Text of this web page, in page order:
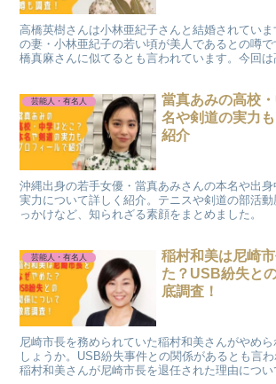
高橋英樹さんは小林亜紀子さんと結婚されてい
の妻・小林亜紀子の若い頃が美人であるとの噂
橋真麻さんに似てるとも言われています。今回
芸能人・有名人
當真あみの高校
名や剣道の実力
紹介
沖縄出身の若手女優・當真あみさんの本名や出
実力について詳しく紹介。テニスや剣道の部活動
っかけなど、知られざる素顔をまとめました。
芸能人・有名人
稲村和美は尼崎
た？USB紛失と
底調査！
尼崎市長を務められていた稲村和美さんがやめ
しょうか。USB紛失事件との関係があるとも言
稲村和美さんが尼崎市長を退任された理由につい